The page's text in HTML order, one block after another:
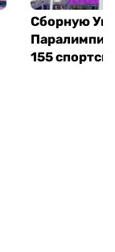
Сборную
155